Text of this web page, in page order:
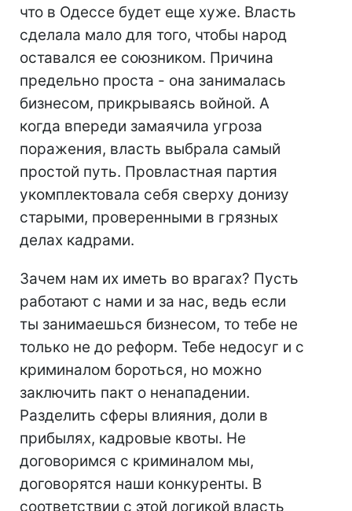
что в Одессе будет еще хуже. Власть
сделала мало для того, чтобы народ
оставался ее союзником. Причина
предельно проста - она занималась
бизнесом, прикрываясь войной. А
когда впереди замаячила угроза
поражения, власть выбрала самый
простой путь. Провластная партия
укомплектовала себя сверху донизу
старыми, проверенными в грязных
делах кадрами.
Зачем нам их иметь во врагах? Пусть
работают с нами и за нас, ведь если
ты занимаешься бизнесом, то тебе не
только не до реформ. Тебе недосуг и с
криминалом бороться, но можно
заключить пакт о ненападении.
Разделить сферы влияния, доли в
прибылях, кадровые квоты. Не
договоримся с криминалом мы,
договорятся наши конкуренты. В
соответствии с этой логикой власть